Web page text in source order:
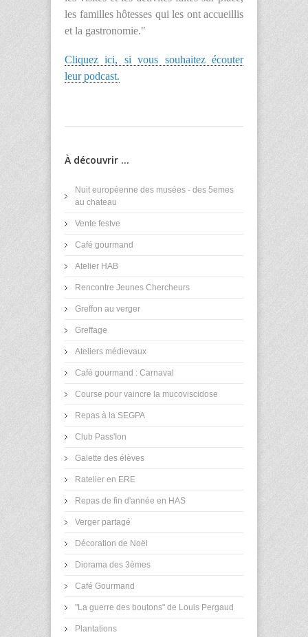
les familles hôtesses qui les ont accueillis
et la gastronomie."
Cliquez ici, si vous souhaitez écouter
leur podcast.
À découvrir ...
Nuit européenne des musées - des 5emes
au chateau
Vente festve
Café gourmand
Atelier HAB
Rencontre Jeunes Chercheurs
Greffon au verger
Greffage
Ateliers médievaux
Café gourmand : Carnaval
Course pour vaincre la mucoviscidose
Repas à la SEGPA
Club Pass'Ion
Galette des élèves
Ratelier en ERE
Repas de fin d'année en HAS
Verger partagé
Décoration de Noël
Diorama des 3èmes
Café Gourmand
"La guerre des boutons" de Louis Pergaud
Plantations